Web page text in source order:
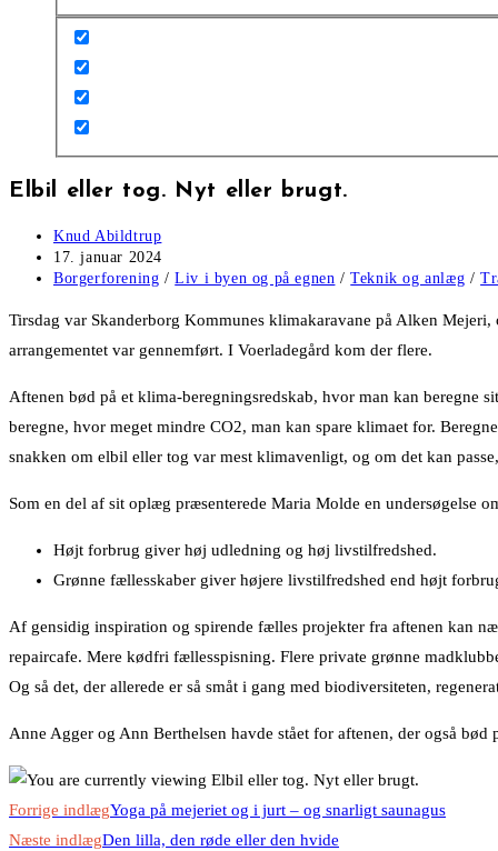
Elbil eller tog. Nyt eller brugt.
Post
author:
Knud Abildtrup
Post
published:
17. januar 2024
Post
Borgerforening / Liv i byen og på egnen / Teknik og anlæg /
Tirsdag var Skanderborg Kommunes klimakaravane på Alken
arrangementet var gennemført. I Voerladegård kom der flere.
Aftenen bød på et klima-beregningsredskab, hvor man kan beregne
beregne, hvor meget mindre CO2, man kan spare klimaet for.
snakken om elbil eller tog var mest klimavenligt, og om det kan
Som en del af sit oplæg præsenterede Maria Molde en undersøgelse
Højt forbrug giver høj udledning og høj livstilfredshed.
Grønne fællesskaber giver højere livstilfredshed end højt
Af gensidig inspiration og spirende fælles projekter fra aftenen kan
repaircafe. Mere kødfri fællesspisning. Flere private grønne
Og så det, der allerede er så småt i gang med biodiversiteten,
Anne Agger og Ann Berthelsen havde stået for aftenen, der også
Read
more
Forrige indlægYoga på mejeriet og i jurt – og snarligt saunagus
Næste indlægDen lilla, den røde eller den hvide